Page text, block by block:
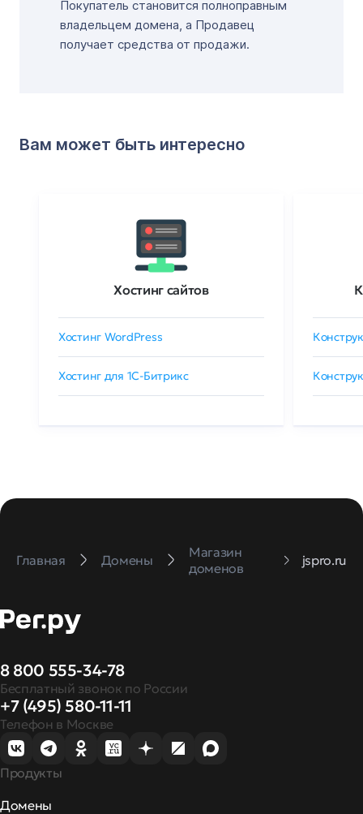
Покупатель становится полноправным
владельцем домена, а Продавец
получает средства от продажи.
Вам может быть интересно
Хостинг сайтов
Хостинг WordPress
Хостинг для 1C-Битрикс
Главная Домены
Магазин
доменов
jspro.ru
8 800 555-34-78
Бесплатный звонок по России
+7 (495) 580-11-11
Телефон в Москве
Продукты
Домены